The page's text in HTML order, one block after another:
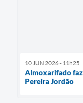
10 JUN 2026 - 11h25
Almoxarifado
Pereira Jordão